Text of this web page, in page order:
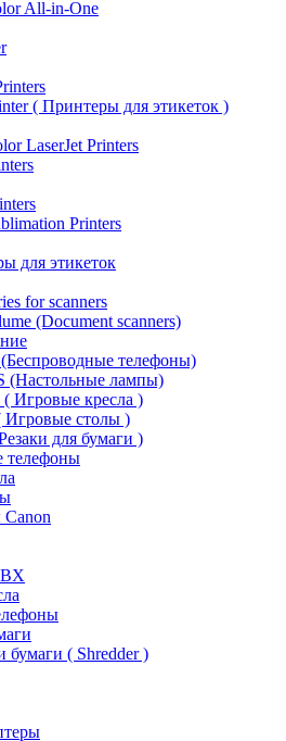
All-in-One
( Принтеры для этикеток )
LaserJet Printers
Printers
для этикеток
for scanners
(Document scanners)
телефоны)
(Настольные лампы)
( Игровые кресла )
Игровые столы )
для бумаги )
телефоны
Canon
бумаги ( Shredder )